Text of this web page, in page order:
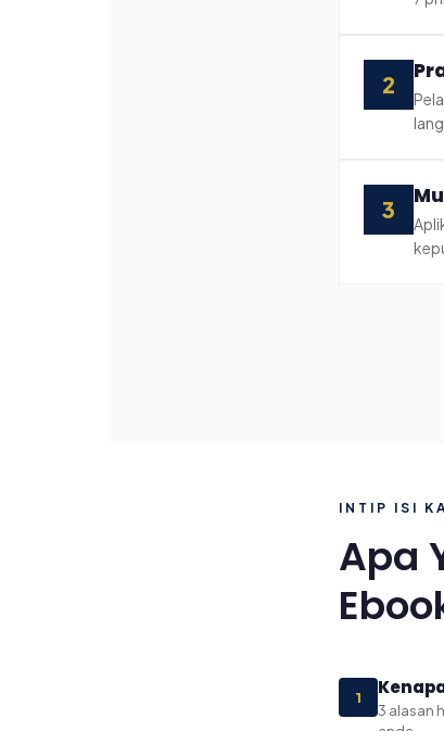
2
3
INTIP ISI
Apa
1
3 alasan